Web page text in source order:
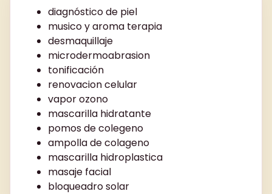
diagnóstico de piel
musico y aroma terapia
desmaquillaje
microdermoabrasion
tonificación
renovacion celular
vapor ozono
mascarilla hidratante
pomos de colegeno
ampolla de colageno
mascarilla hidroplastica
masaje facial
bloqueadro solar